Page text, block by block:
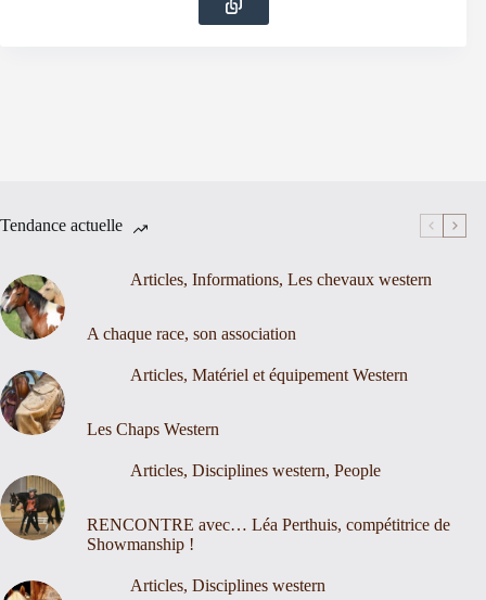
Tendance actuelle
Articles, Informations, Les chevaux western
A chaque race, son association
Articles, Matériel et équipement Western
Les Chaps Western
Articles, Disciplines western, People
RENCONTRE avec… Léa Perthuis, compétitrice de
Showmanship !
Articles, Disciplines western